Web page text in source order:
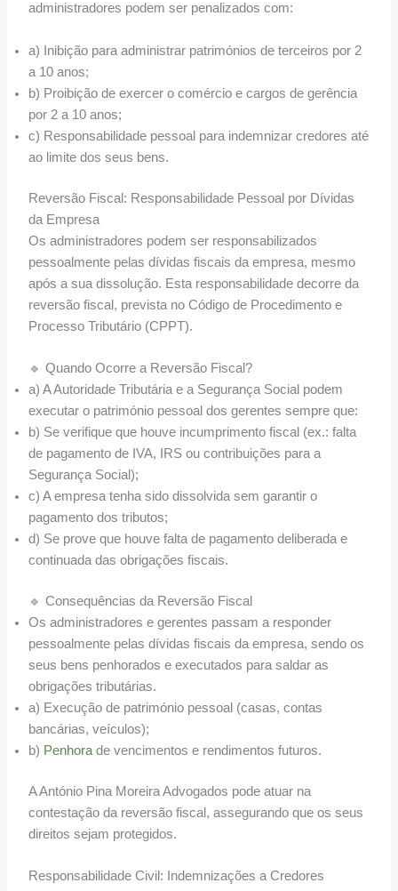
administradores podem ser penalizados com:
a) Inibição para administrar patrimónios de terceiros por 2
a 10 anos;
b) Proibição de exercer o comércio e cargos de gerência
por 2 a 10 anos;
c) Responsabilidade pessoal para indemnizar credores até
ao limite dos seus bens.
Reversão Fiscal: Responsabilidade Pessoal por Dívidas
da Empresa
Os administradores podem ser responsabilizados
pessoalmente pelas dívidas fiscais da empresa, mesmo
após a sua dissolução. Esta responsabilidade decorre da
reversão fiscal, prevista no Código de Procedimento e
Processo Tributário (CPPT).
🔹 Quando Ocorre a Reversão Fiscal?
a) A Autoridade Tributária e a Segurança Social podem
executar o património pessoal dos gerentes sempre que:
b) Se verifique que houve incumprimento fiscal (ex.: falta
de pagamento de IVA, IRS ou contribuições para a
Segurança Social);
c) A empresa tenha sido dissolvida sem garantir o
pagamento dos tributos;
d) Se prove que houve falta de pagamento deliberada e
continuada das obrigações fiscais.
🔹 Consequências da Reversão Fiscal
Os administradores e gerentes passam a responder
pessoalmente pelas dívidas fiscais da empresa, sendo os
seus bens penhorados e executados para saldar as
obrigações tributárias.
a) Execução de património pessoal (casas, contas
bancárias, veículos);
b) Penhorade vencimentos e rendimentos futuros.
A António Pina Moreira Advogados pode atuar na
contestação da reversão fiscal, assegurando que os seus
direitos sejam protegidos.
Responsabilidade Civil: Indemnizações a Credores